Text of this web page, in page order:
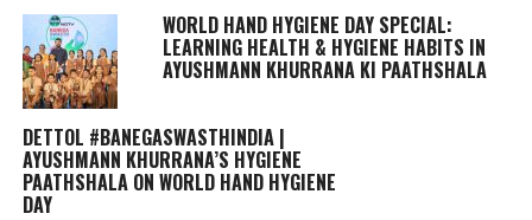
WORLD HAND HYGIENE DAY SPECIAL:
LEARNING HEALTH & HYGIENE HABITS IN
AYUSHMANN KHURRANA KI PAATHSHALA
DETTOL #BANEGASWASTHINDIA |
AYUSHMANN KHURRANA’S HYGIENE
PAATHSHALA ON WORLD HAND HYGIENE
DAY